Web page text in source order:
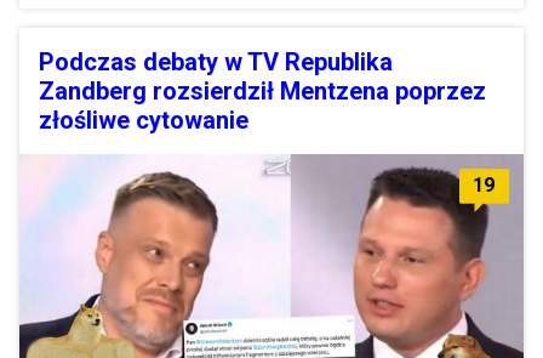
Podczas debaty w TV Republika
Zandberg rozsierdził Mentzena poprzez
złośliwe cytowanie
19